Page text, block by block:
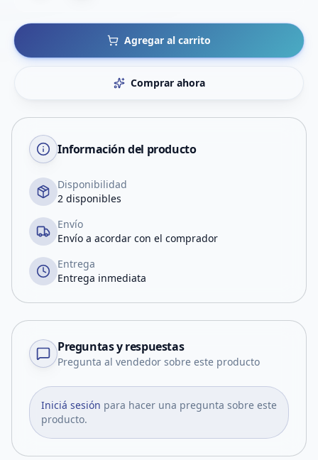
Agregar al carrito
Comprar ahora
Información del producto
Disponibilidad
2 disponibles
Envío
Envío a acordar con el comprador
Entrega
Entrega inmediata
Preguntas y respuestas
Pregunta al vendedor sobre este producto
Iniciá sesión para hacer una pregunta sobre este
producto.